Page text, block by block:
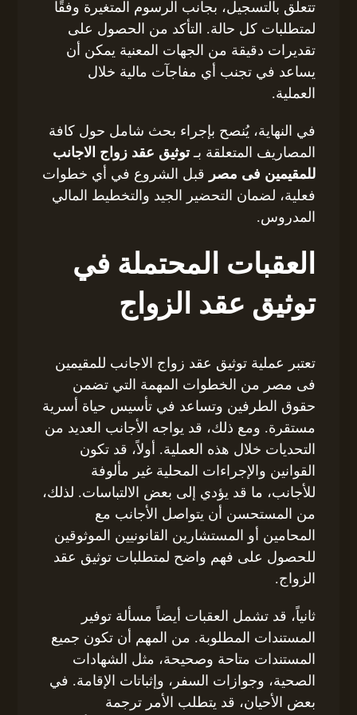
تتعلق بالتسجيل، بجانب الرسوم المتغيرة وفقًا
لمتطلبات كل حالة. التأكد من الحصول على
تقديرات دقيقة من الجهات المعنية يمكن أن
يساعد في تجنب أي مفاجآت مالية خلال
العملية.
في النهاية، يُنصح بإجراء بحث شامل حول كافة
المصاريف المتعلقة بـتوثيق عقد زواج الاجانب
للمقيمين فى مصر قبل الشروع في أي خطوات
فعلية، لضمان التحضير الجيد والتخطيط المالي
المدروس.
العقبات المحتملة في
توثيق عقد الزواج
تعتبر عملية توثيق عقد زواج الاجانب للمقيمين
فى مصر من الخطوات المهمة التي تضمن
حقوق الطرفين وتساعد في تأسيس حياة أسرية
مستقرة. ومع ذلك، قد يواجه الأجانب العديد من
التحديات خلال هذه العملية. أولاً، قد تكون
القوانين والإجراءات المحلية غير مألوفة
للأجانب، ما قد يؤدي إلى بعض الالتباسات. لذلك،
من المستحسن أن يتواصل الأجانب مع
المحامين أو المستشارين القانونيين الموثوقين
للحصول على فهم واضح لمتطلبات توثيق عقد
الزواج.
ثانياً، قد تشمل العقبات أيضاً مسألة توفير
المستندات المطلوبة. من المهم أن تكون جميع
المستندات متاحة وصحيحة، مثل الشهادات
الصحية، وجوازات السفر، وإثباتات الإقامة. في
بعض الأحيان، قد يتطلب الأمر ترجمة